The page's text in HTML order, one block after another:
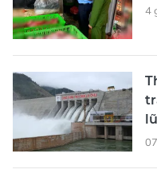
4
lũ